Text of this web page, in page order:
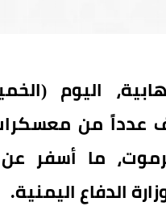
اليوم
عدداً من
ما أسفر
الدفاع اليمنية.